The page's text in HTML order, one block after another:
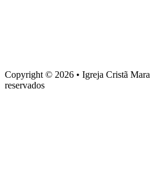
Copyright © 2026 • Igreja Cristã
reservados